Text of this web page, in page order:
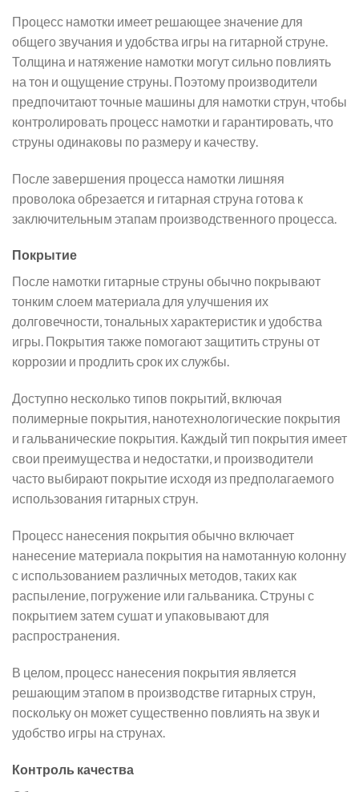
Процесс намотки имеет решающее значение для
общего звучания и удобства игры на гитарной струне.
Толщина и натяжение намотки могут сильно повлиять
на тон и ощущение струны. Поэтому производители
предпочитают точные машины для намотки струн, чтобы
контролировать процесс намотки и гарантировать, что
струны одинаковы по размеру и качеству.
После завершения процесса намотки лишняя
проволока обрезается и гитарная струна готова к
заключительным этапам производственного процесса.
Покрытие
После намотки гитарные струны обычно покрывают
тонким слоем материала для улучшения их
долговечности, тональных характеристик и удобства
игры. Покрытия также помогают защитить струны от
коррозии и продлить срок их службы.
Доступно несколько типов покрытий, включая
полимерные покрытия, нанотехнологические покрытия
и гальванические покрытия. Каждый тип покрытия имеет
свои преимущества и недостатки, и производители
часто выбирают покрытие исходя из предполагаемого
использования гитарных струн.
Процесс нанесения покрытия обычно включает
нанесение материала покрытия на намотанную колонну
с использованием различных методов, таких как
распыление, погружение или гальваника. Струны с
покрытием затем сушат и упаковывают для
распространения.
В целом, процесс нанесения покрытия является
решающим этапом в производстве гитарных струн,
поскольку он может существенно повлиять на звук и
удобство игры на струнах.
Контроль качества